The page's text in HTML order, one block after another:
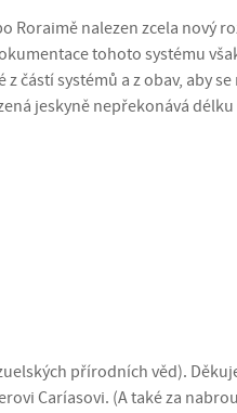
Roraimě nalezen zcela nový
tohoto systému
částí systémů a z obav, aby
jeskyně nepřekonává
přírodních věd).
Caríasovi. (A také za